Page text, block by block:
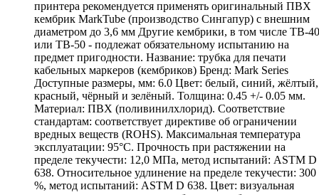
принтера рекомендуется применять оригинальный ПВХ
кембрик MarkTube (производство Сингапур) с внешним
диаметром до 3,6 мм Другие кембрики, в том числе ТВ-40
или ТВ-50 - подлежат обязательному испытанию на
предмет пригодности. Название: трубка для печати
кабельных маркеров (кембриков) Бренд: Mark Series
Доступные размеры, мм: 6.0 Цвет: белый, синий, жёлтый,
красный, чёрный и зелёный. Толщина: 0.45 +/- 0.05 мм.
Материал: ПВХ (поливинилхлорид). Соответствие
стандартам: соответствует директиве об ограничении
вредных веществ (ROHS). Максимальная температура
эксплуатации: 95°С. Прочность при растяжении на
пределе текучести: 12,0 МПа, метод испытаний: ASTM D
638. Относительное удлинение на пределе текучести: 300
%, метод испытаний: ASTM D 638. Цвет: визуальная